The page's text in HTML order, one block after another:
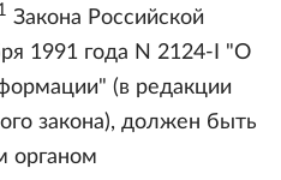
Закона Российской
1991 года N 2124-I "О
(в редакции
закона), должен быть
органом